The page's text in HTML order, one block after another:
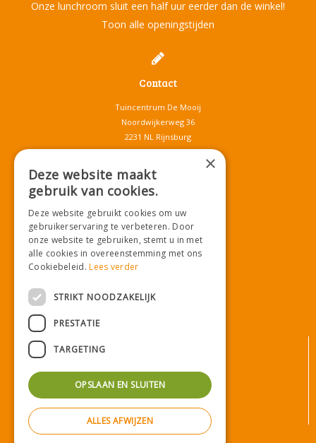
Onze lunchroom sluit een half uur eerder dan de winkel!
Toon alle openingstijden
Contact
Tuincentrum De Mooij
Noordwijkerweg 36
2231 NL Rijnsburg
T.071-4080959
info@tuincentrumdemooij.nl
Download onze App!
×
Deze website maakt
gebruik van cookies.
Deze website gebruikt cookies om uw
gebruikerservaring te verbeteren. Door
onze website te gebruiken, stemt u in met
alle cookies in overeenstemming met ons
Cookiebeleid.Lees verder
STRIKT NOODZAKELIJK
PRESTATIE
TARGETING
OPSLAAN EN SLUITEN
ALLES AFWIJZEN